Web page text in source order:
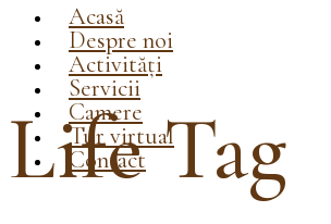
Acasă
Despre noi
Activități
Servicii
Camere
Tur virtual
Contact
Life Tag